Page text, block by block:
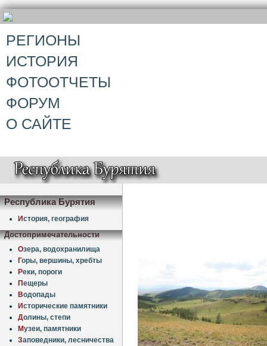
РЕГИОНЫ
ИСТОРИЯ
ФОТООТЧЕТЫ
ФОРУМ
О САЙТЕ
Республика Бурятия
История, география
Достопримечательности
Озера, водохранилища
Горы, вершины, хребты
Реки, пороги
Пещеры
Водопады
Исторические памятники
Долины, степи
Музеи, памятники
Заповедники, лесничества